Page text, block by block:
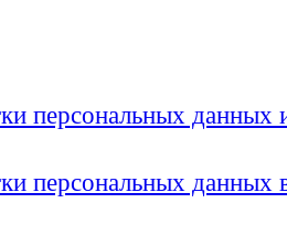
персональных
персональных